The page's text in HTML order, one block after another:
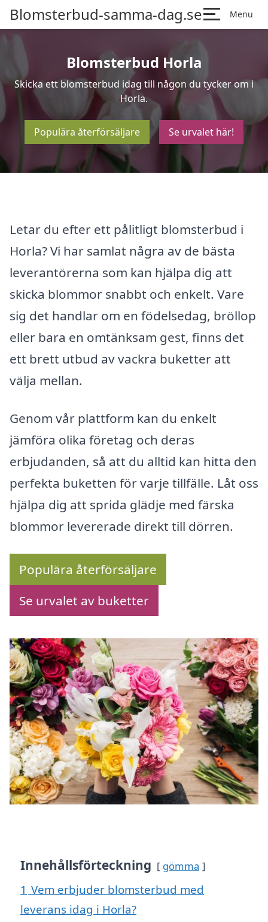
Blomsterbud-samma-dag.se Menu
Blomsterbud Horla
Skicka ett blomsterbud idag till någon du tycker om i
Horla.
Populära återförsäljare Se urvalet här!
Letar du efter ett pålitligt blomsterbud i
Horla? Vi har samlat några av de bästa
leverantörerna som kan hjälpa dig att
skicka blommor snabbt och enkelt. Vare
sig det handlar om en födelsedag, bröllop
eller bara en omtänksam gest, finns det
ett brett utbud av vackra buketter att
välja mellan.
Genom vår plattform kan du enkelt
jämföra olika företag och deras
erbjudanden, så att du alltid kan hitta den
perfekta buketten för varje tillfälle. Låt oss
hjälpa dig att sprida glädje med färska
blommor levererade direkt till dörren.
Populära återförsäljare
Se urvalet av buketter
Innehållsförteckning gömma
1 Vem erbjuder blomsterbud med
leverans idag i Horla?